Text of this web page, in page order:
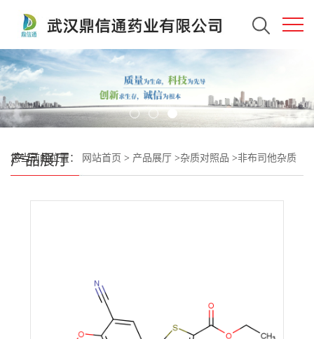
产品展厅
您当前的位置： 网站首页 > 产品展厅 >杂质对照品 >非布司他杂质